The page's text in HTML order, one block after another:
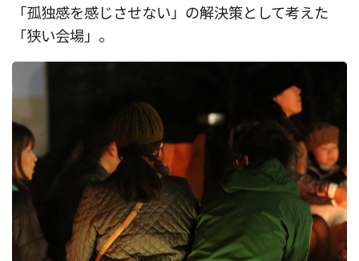
「孤独感を感じさせない」の解決策として考えた
「狭い会場」。